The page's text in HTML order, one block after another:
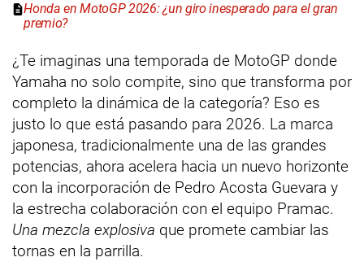
Honda en MotoGP 2026: ¿un giro inesperado para el gran
premio?
¿Te imaginas una temporada de MotoGP donde
Yamaha no solo compite, sino que transforma por
completo la dinámica de la categoría? Eso es
justo lo que está pasando para 2026. La marca
japonesa, tradicionalmente una de las grandes
potencias, ahora acelera hacia un nuevo horizonte
con la incorporación de Pedro Acosta Guevara y
la estrecha colaboración con el equipo Pramac.
Una mezcla explosiva que promete cambiar las
tornas en la parrilla.